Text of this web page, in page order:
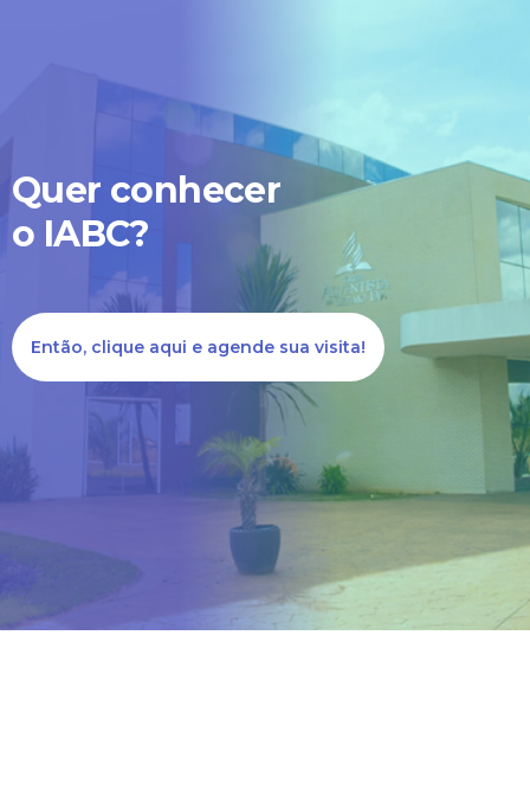
Quer conhecer
o IABC?
Então, clique aqui e agende sua visita!
enviada!
Caso queira falar
diretamente conosco ligue
no número (62) 3395-
8002.
Estou ciente - Fechar Aviso